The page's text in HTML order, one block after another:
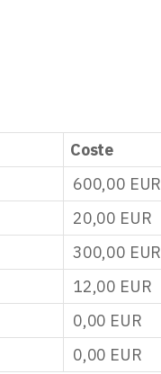
Coste
600,00 EUR
20,00 EUR
300,00 EUR
12,00 EUR
0,00 EUR
0,00 EUR